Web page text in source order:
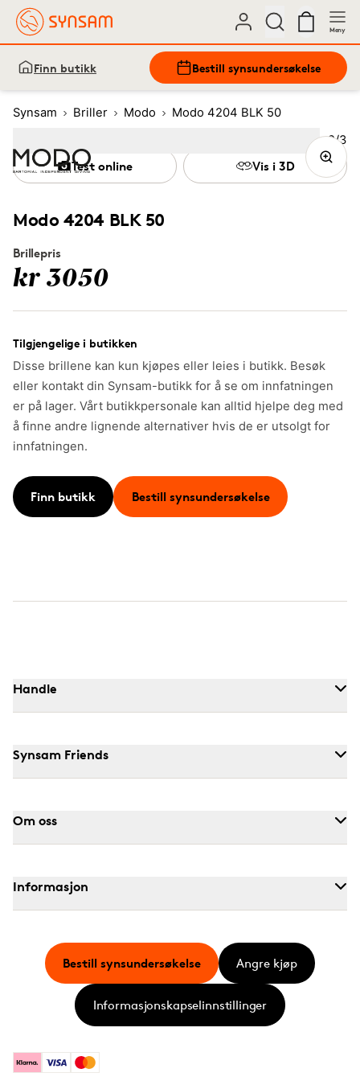
Meny
Finn butikk Bestill synsundersøkelse
Synsam Briller Modo Modo 4204 BLK 50
Modo 4204 BLK 50
Brillepris
kr 3050
Tilgjengelige i butikken
Disse brillene kan kun kjøpes eller leies i butikk. Besøk
eller kontakt din Synsam-butikk for å se om innfatningen
er på lager. Vårt butikkpersonale kan alltid hjelpe deg med
å finne andre lignende alternativer hvis de er utsolgt for
innfatningen.
Finn butikk Bestill synsundersøkelse
Test online Vis i 3D
Bilde
2/3
Image 3
Handle
Synsam Friends
Om oss
Informasjon
KlarnaVisa Mastercard
Bestill synsundersøkelse Angre kjøp
Informasjonskapselinnstillinger